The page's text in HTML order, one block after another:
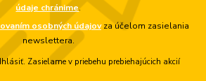
údaje chránime.
osobných údajovza účelom zasielania
newslettera.
Zasielame v priebehu prebiehajúcich akcií